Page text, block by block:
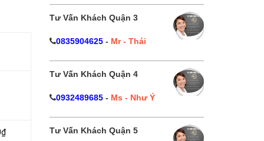
Tư Vấn Khách Quận 3
0835904625- Mr - Thái
Tư Vấn Khách Quận 4
0932489685- Ms - Như Ý
Tư Vấn Khách Quận 5